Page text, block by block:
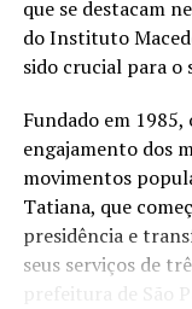
a água utilizada
na lavagem de
recursos naturais.
“Quando falamos
sobre ações
água mostra que é
preservação
comunidades
também envolve
2006, eles são
que se destacam
do Instituto
sido crucial para o
Fundado em
engajamento dos
movimentos
Tatiana, que
presidência e
seus serviços de
prefeitura de São